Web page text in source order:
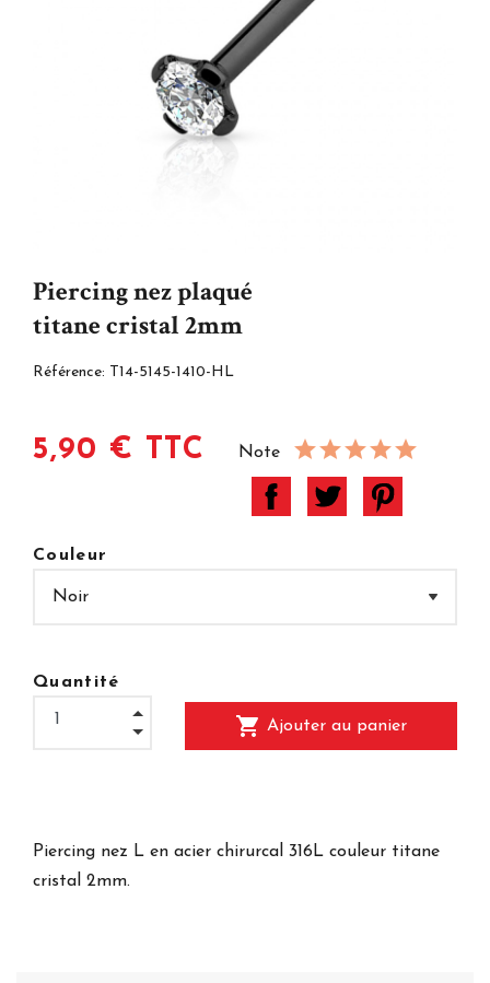
Piercing nez plaqué
titane cristal 2mm
Référence: T14-5145-1410-HL
5,90 € TTC Note
Couleur
Quantité
shopping_cart Ajouter au panier
Piercing nez L en acier chirurcal 316L couleur titane
cristal 2mm.